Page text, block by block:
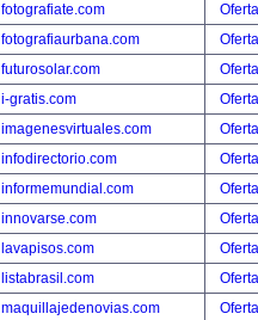
fotografiate.com
fotografiaurbana.com
futurosolar.com
i-gratis.com
imagenesvirtuales.com
infodirectorio.com
informemundial.com
innovarse.com
lavapisos.com
listabrasil.com
maquillajedenovias.com